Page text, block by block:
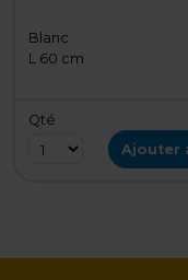
Blanc
L 60 cm
Qté
Ajouter